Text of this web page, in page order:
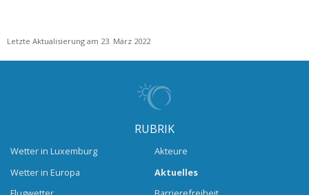
Letzte Aktualisierung am 23. März 2022
RUBRIK
Wetter in Luxemburg
Wetter in Europa
Akteure
Aktuelles